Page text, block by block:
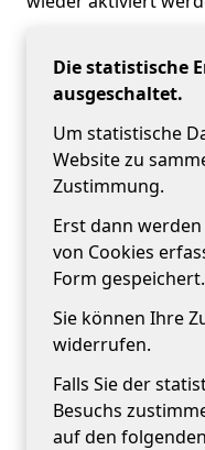
Die statistische
ausgeschaltet.
Um statistische
Website zu
Zustimmung.
Erst dann
von Cookies
Form gespeichert.
Sie können Ihre
widerrufen.
Falls Sie der
Besuchs
auf den